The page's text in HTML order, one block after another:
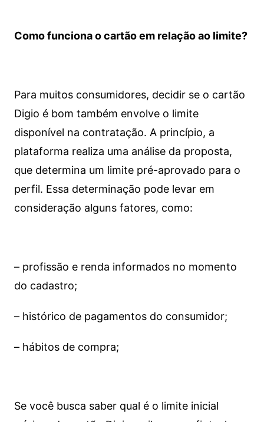
Como funciona o cartão em relação ao limite?
Para muitos consumidores, decidir se o cartão
Digio é bom também envolve o limite
disponível na contratação. A princípio, a
plataforma realiza uma análise da proposta,
que determina um limite pré-aprovado para o
perfil. Essa determinação pode levar em
consideração alguns fatores, como:
– profissão e renda informados no momento
do cadastro;
– histórico de pagamentos do consumidor;
– hábitos de compra;
Se você busca saber qual é o limite inicial